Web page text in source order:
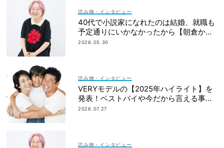
読み物・インタビュー
40代で小説家になれたのは結婚、就職も
予定通りにいかなかったから【朝倉かす
みさん】
2026.05.30
読み物・インタビュー
VERYモデルの【2025年ハイライト】を
発表！ベストバイや今だから言える事件
簿も大公開
2026.07.27
読み物・インタビュー